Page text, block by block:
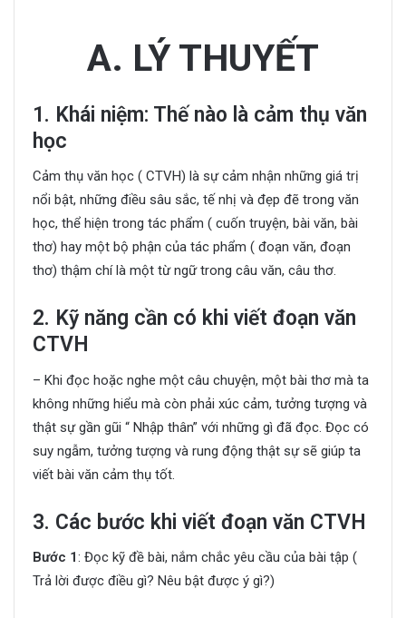
A. LÝ THUYẾT
1. Khái niệm: Thế nào là cảm thụ văn
học
Cảm thụ văn học ( CTVH) là sự cảm nhận những giá trị
nổi bật, những điều sâu sắc, tế nhị và đẹp đẽ trong văn
học, thể hiện trong tác phẩm ( cuốn truyện, bài văn, bài
thơ) hay một bộ phận của tác phẩm ( đoạn văn, đoạn
thơ) thậm chí là một từ ngữ trong câu văn, câu thơ.
2. Kỹ năng cần có khi viết đoạn văn
CTVH
– Khi đọc hoặc nghe một câu chuyện, một bài thơ mà ta
không những hiểu mà còn phải xúc cảm, tưởng tượng và
thật sự gần gũi “ Nhập thân” với những gì đã đọc. Đọc có
suy ngẫm, tưởng tượng và rung động thật sự sẽ giúp ta
viết bài văn cảm thụ tốt.
3. Các bước khi viết đoạn văn CTVH
Bước 1 : Đọc kỹ đề bài, nắm chắc yêu cầu của bài tập (
Trả lời được điều gì? Nêu bật được ý gì?)